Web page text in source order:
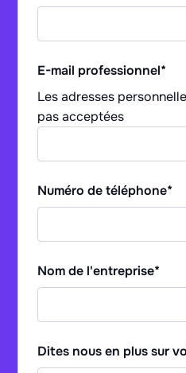
E-mail professionnel*
Les adresses
pas acceptées
Numéro de téléphone*
Nom de l'entreprise*
Dites nous en plus sur